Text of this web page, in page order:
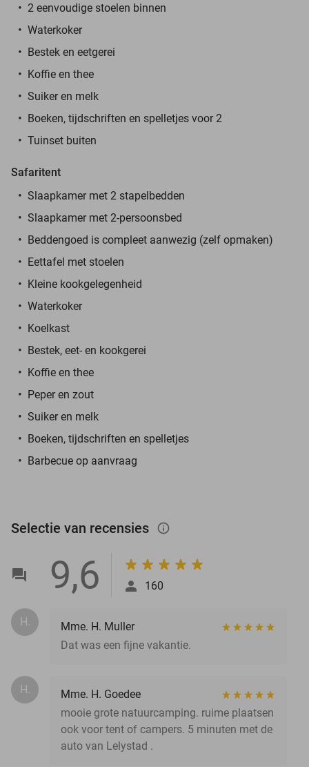
2 eenvoudige stoelen binnen
Waterkoker
Bestek en eetgerei
Koffie en thee
Suiker en melk
Boeken, tijdschriften en spelletjes voor 2
Tuinset buiten
Safaritent
Slaapkamer met 2 stapelbedden
Slaapkamer met 2-persoonsbed
Beddengoed is compleet aanwezig (zelf opmaken)
Eettafel met stoelen
Kleine kookgelegenheid
Waterkoker
Koelkast
Bestek, eet- en kookgerei
Koffie en thee
Peper en zout
Suiker en melk
Boeken, tijdschriften en spelletjes
Barbecue op aanvraag
Selectie van recensies info_outlined
9,6 160
H.
Mme. H. Muller
Dat was een fijne vakantie.
H.
Mme. H. Goedee
mooie grote natuurcamping. ruime plaatsen
ook voor tent of campers. 5 minuten met de
auto van Lelystad .